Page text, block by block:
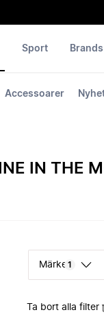
Accessoarer
Sport Brands
IN THE
Märke 1
Ta bort alla filter